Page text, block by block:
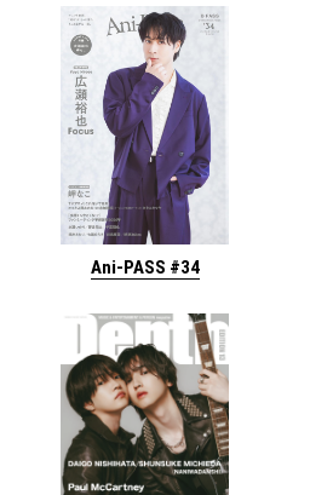
Ani-PASS #34